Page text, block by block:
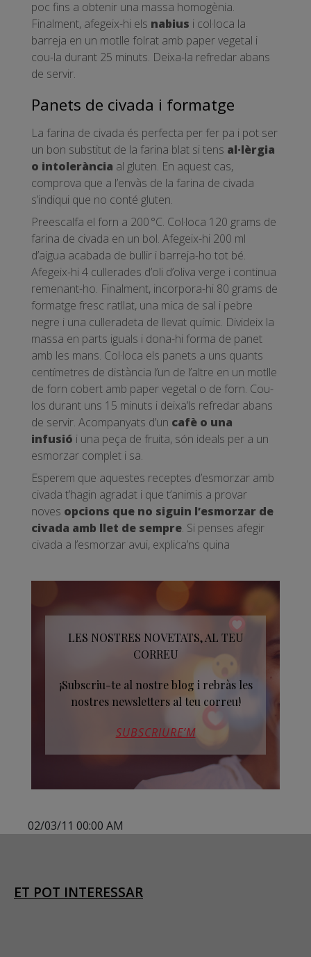
poc fins a obtenir una massa homogènia.
Finalment, afegeix-hi els nabius i col·loca la
barreja en un motlle folrat amb paper vegetal i
cou-la durant 25 minuts. Deixa-la refredar abans
de servir.
Panets de civada i formatge
La farina de civada és perfecta per fer pa i pot ser
un bon substitut de la farina blat si tens al·lèrgia
o intolerància al gluten. En aquest cas,
comprova que a l’envàs de la farina de civada
s’indiqui que no conté gluten.
Preescalfa el forn a 200 °C. Col·loca 120 grams de
farina de civada en un bol. Afegeix-hi 200 ml
d’aigua acabada de bullir i barreja-ho tot bé.
Afegeix-hi 4 cullerades d’oli d’oliva verge i continua
remenant-ho. Finalment, incorpora-hi 80 grams de
formatge fresc ratllat, una mica de sal i pebre
negre i una culleradeta de llevat químic. Divideix la
massa en parts iguals i dona-hi forma de panet
amb les mans. Col·loca els panets a uns quants
centímetres de distància l’un de l’altre en un motlle
de forn cobert amb paper vegetal o de forn. Cou-
los durant uns 15 minuts i deixa’ls refredar abans
de servir. Acompanyats d’un cafè o una
infusió i una peça de fruita, són ideals per a un
esmorzar complet i sa.
Esperem que aquestes receptes d’esmorzar amb
civada t’hagin agradat i que t’animis a provar
noves opcions que no siguin l’esmorzar de
civada amb llet de sempre. Si penses afegir
civada a l’esmorzar avui, explica’ns quina
LES NOSTRES NOVETATS, AL TEU
CORREU
¡Subscriu-te al nostre blog i rebràs les
nostres newsletters al teu correu!
SUBSCRIURE’M
02/03/11 00:00 AM
ET POT INTERESSAR